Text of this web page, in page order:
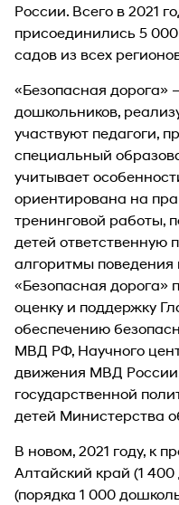
России. Всего в 2021
присоединились 5
садов из всех
«Безопасная дорога»
дошкольников,
участвуют педагоги,
специальный
учитывает
ориентирована на
тренинговой работы,
детей ответственную
алгоритмы поведения
«Безопасная дорога»
оценку и поддержку
обеспечению
МВД РФ, Научного
движения МВД
государственной
детей Министерства
В новом, 2021 году, к
Алтайский край (1 400
(порядка 1 000